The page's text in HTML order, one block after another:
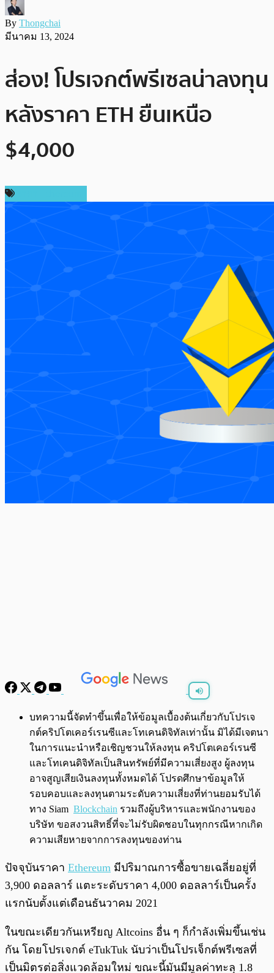
By Thongchai
มีนาคม 13, 2024
ส่อง! โปรเจกต์พรีเซลน่าลงทุน
หลังราคา ETH ยืนเหนือ
$4,000
พร้อมเล่น 0:00/0:00
บทความนี้จัดทำขึ้นเพื่อให้ข้อมูลเบื้องต้นเกี่ยวกับโปรเจ
กต์คริปโตเคอร์เรนซีและโทเคนดิจิทัลเท่านั้น มิได้มีเจตนา
ในการแนะนำหรือเชิญชวนให้ลงทุน คริปโตเคอร์เรนซี
และโทเคนดิจิทัลเป็นสินทรัพย์ที่มีความเสี่ยงสูง ผู้ลงทุน
อาจสูญเสียเงินลงทุนทั้งหมดได้ โปรดศึกษาข้อมูลให้
รอบคอบและลงทุนตามระดับความเสี่ยงที่ท่านยอมรับได้
ทาง Siam Blockchain รวมถึงผู้บริหารและพนักงานของ
บริษัท ขอสงวนสิทธิ์ที่จะไม่รับผิดชอบในทุกกรณีหากเกิด
ความเสียหายจากการลงทุนของท่าน
ปัจจุบันราคา Ethereum มีปริมาณการซื้อขายเฉลี่ยอยู่ที่
3,900 ดอลลาร์ แตะระดับราคา 4,000 ดอลลาร์เป็นครั้ง
แรกนับตั้งแต่เดือนธันวาคม 2021
ในขณะเดียวกันเหรียญ Altcoins อื่น ๆ ก็กำลังเพิ่มขึ้นเช่น
กัน โดยโปรเจกต์ eTukTuk นับว่าเป็นโปรเจ็กต์พรีเซลที่
เป็นมิตรต่อสิ่งแวดล้อมใหม่ ขณะนี้มันมีมูลค่าทะลุ 1.8